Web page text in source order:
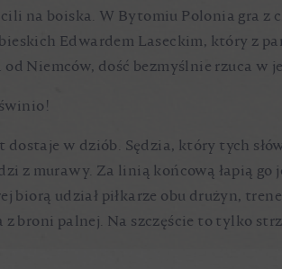
na boiska. W Bytomiu Polonia gra z
Edwardem Laseckim, który z
od Niemców, dość bezmyślnie rzuca w
dostaje w dziób. Sędzia, który tych
z murawy. Za linią końcową łapią
biorą udział piłkarze obu drużyn,
z broni palnej. Na szczęście to tylko